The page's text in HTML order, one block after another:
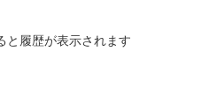
と履歴が表示されます